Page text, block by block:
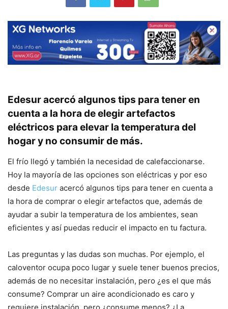
Edesur acercó algunos tips para tener en
cuenta a la hora de elegir artefactos
eléctricos para elevar la temperatura del
hogar y no consumir de más.
El frío llegó y también la necesidad de calefaccionarse.
Hoy la mayoría de las opciones son eléctricas y por eso
desde Edesur acercó algunos tips para tener en cuenta a
la hora de comprar o elegir artefactos que, además de
ayudar a subir la temperatura de los ambientes, sean
eficientes y así puedas reducir el impacto en tu factura.
Las preguntas y las dudas son muchas. Por ejemplo, el
caloventor ocupa poco lugar y suele tener buenos precios,
además de no necesitar instalación, pero ¿es el que más
consume? Comprar un aire acondicionado es caro y